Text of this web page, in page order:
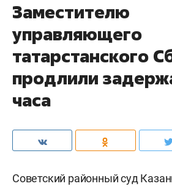
Заместителю
управляющего
татарстанского
продлили
часа
Советский районный суд